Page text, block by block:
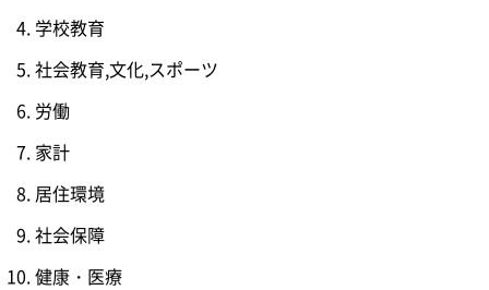
学校教育
社会教育,文化,スポーツ
労働
家計
居住環境
社会保障
健康・医療